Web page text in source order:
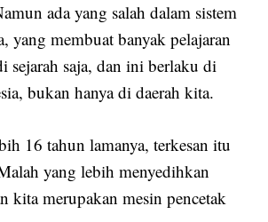
ada yang salah dalam sistem
yang membuat banyak pelajaran
sejarah saja, dan ini berlaku di
bukan hanya di daerah kita.
16 tahun lamanya, terkesan itu
yang lebih menyedihkan
kita merupakan mesin pencetak